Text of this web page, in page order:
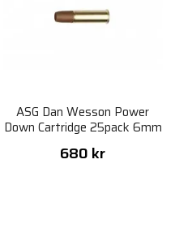
ASG Dan Wesson Power
Down Cartridge 25pack 6mm
680 kr